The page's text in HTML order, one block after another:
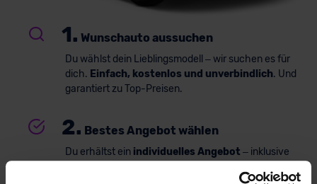
1. Wunschauto aussuchen
Du wählst dein Lieblingsmodell – wir suchen es für
dich. Einfach, kostenlos und unverbindlich. Und
garantiert zu Top-Preisen.
2. Bestes Angebot wählen
Du erhältst ein individuelles Angebot – inklusive